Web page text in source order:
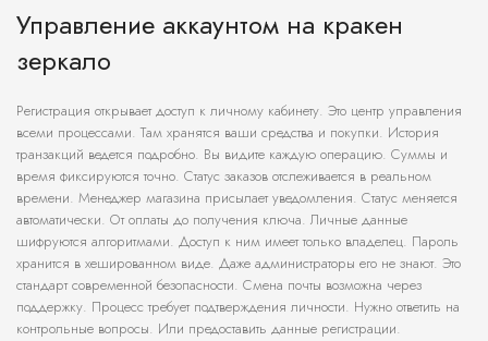
Управление аккаунтом на кракен
зеркало
Регистрация открывает доступ к личному кабинету. Это центр управления
всеми процессами. Там хранятся ваши средства и покупки. История
транзакций ведется подробно. Вы видите каждую операцию. Суммы и
время фиксируются точно. Статус заказов отслеживается в реальном
времени. Менеджер магазина присылает уведомления. Статус меняется
автоматически. От оплаты до получения ключа. Личные данные
шифруются алгоритмами. Доступ к ним имеет только владелец. Пароль
хранится в хешированном виде. Даже администраторы его не знают. Это
стандарт современной безопасности. Смена почты возможна через
поддержку. Процесс требует подтверждения личности. Нужно ответить на
контрольные вопросы. Или предоставить данные регистрации.